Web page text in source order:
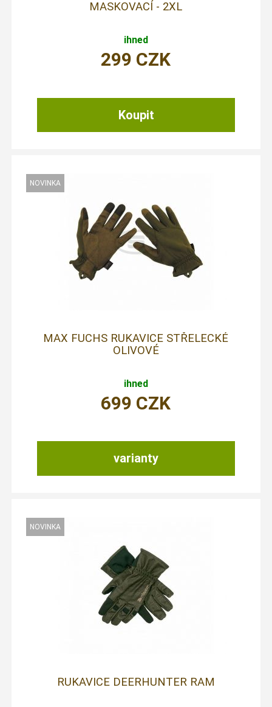
MASKOVACÍ - 2XL
ihned
299 CZK
MAX FUCHS RUKAVICE STŘELECKÉ
OLIVOVÉ
ihned
varianty
699 CZK
RUKAVICE DEERHUNTER RAM